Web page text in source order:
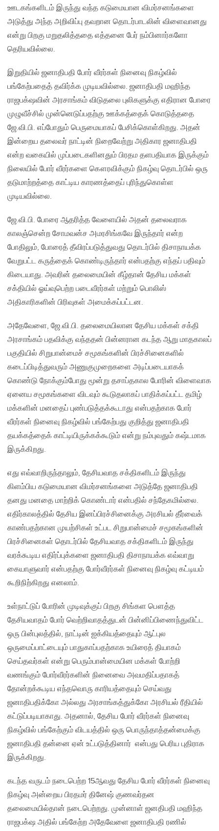
ஊடகங்களிடம் இருந்து வந்த கடுமையான விமர்சனங்களை
அடுத்து அந்த அறிவிப்பு தவறான தொடர்பாடலின் விளைவானது
என்று பிறகு மறுதலித்ததை எத்தனை பேர் நம்பினார்களோ
தெரியவில்லை.
இறுதியில் ஜனாதிபதி போர் வீரர்கள் நினைவு நிகழ்வில்
பங்கேற்பதைத் தவிர்க்க முடியவில்லை. ஜனாதிபதி மஹிந்த
ராஜபக்‌ஷவின் அரசாங்கம் விடுதலை புலிகளுக்கு எதிரான போரை
முழுவீச்சில் முன்னெடுப்பதற்கு ஊக்கத்தைக் கொடுத்ததை
ஜே.வி.பி. எப்போதும் பெருமையாகப் பேசிக்கொள்கிறது. அதன்
இன்றைய தலைவர் நாட்டின் நிறைவேற்று அதிகார ஜனாதிபதி
என்ற வகையில் முப்படைகளினதும் பிரதம தளபதியாக இருக்கும்
நிலையில் போர் வீரர்களை கௌரவிக்கும் நிகழ்வு தொடர்பில் ஒரு
தடுமாற்றத்தை காட்டிய காரணத்தைப் புரிந்துகொள்ள
முடியவில்லை.
ஜே.வி.பி. போரை ஆதரித்த வேளையில் அதன் தலைவராக
காலஞ்சென்ற சோமவன்ச அமரசிங்கவே இருந்தார் என்ற
போதிலும், போரைத் தீவிரப்படுத்துவது தொடர்பில் திசாநாயக்க
வேறுபட்ட கருத்தைக் கொண்டிருந்தார் என்பதற்கு எந்தப் பதிவும்
கிடையாது. அவரின் தலைமையின் கீழ்தான் தேசிய மக்கள்
சக்தியில் ஓய்வுபெற்ற படைவீரர்கள் மற்றும் பொலிஸ்
அதிகாரிகளின் பிரிவுகள் அமைக்கப்பட்டன.
அதேவேளை, ஜே.வி.பி. தலைமையிலான தேசிய மக்கள் சக்தி
அரசாங்கம் பதவிக்கு வந்ததன் பின்னரான கடந்த ஆறு மாதகாலப்
பகுதியில் சிறுபான்மைச் சமூகங்களின் பிரச்சினைகளில்
கடைப்பிடித்துவரும் அணுகுமுறைகளை அடிப்படையாகக்
கொண்டு நோக்கும்போது மூன்று தசாப்தகால போரின் விளைவாக
ஏனைய சமூகங்களை விடவும் கூடுதலாகப் பாதிக்கப்பட்ட தமிழ்
மக்களின் மனதைப் புண்படுத்தக்கூடாது என்பதற்காக போர்
வீரர்கள் நினைவு நிகழ்வில் பங்கேற்பது குறித்து ஜனாதிபதி
தயக்கத்தைக் காட்டியிருக்கக்கூடும் என்று நம்புவதும் கஷ்டமாக
இருக்கிறது.
எது எவ்வாறிருந்தாலும், தேசியவாத சக்திகளிடம் இருந்து
கிளம்பிய கடுமையான விமர்சனங்களை அடுத்தே ஜனாதிபதி
தனது மனதை மாற்றிக் கொண்டார் என்பதில் சந்தேகமில்லை.
எதிர்காலத்தில் தேசிய இனப்பிரச்சினைக்கு அரசியல் தீர்வைக்
காண்பதற்கான முயற்சிகள் உட்பட சிறுபான்மைச் சமூகங்களின்
பிரச்சினைகள் தொடர்பில் தேசியவாத சக்திகளிடம் இருந்து
வரக்கூடிய எதிர்ப்புக்களை ஜனாதிபதி திசாநாயக்க எவ்வாறு
கையாளுவார் என்பதற்கு போர்வீரர்கள் நினைவு நிகழ்வு கட்டியம்
கூறிநிற்கிறது எனலாம்.
உள்நாட்டுப் போரின் முடிவுக்குப் பிறகு சிங்கள பௌத்த
தேசியவாதம் போர் வெற்றிவாதத்துடன் பின்னிப்பிணைந்துவிட்ட
ஒரு பின்புலத்தில், நாட்டின் ஐக்கியத்தையும் ஆட்புல
ஒருமைப்பாட்டையும் பாதுகாப்பதற்காக உயிரைத் தியாகம்
செய்தவர்கள் என்று பெரும்பான்மையின மக்கள் போற்றி
வணங்கும் போர்வீரர்களின் நினைவை அவமதிப்பதாகத்
தோன்றக்கூடிய எந்தவொரு காரியத்தையும் செய்வது
ஜனாதிபதிக்கோ அல்லது அரசாங்கத்துக்கோ அரசியல் ரீதியில்
கட்டுப்படியாகாது. அதனால், தேசிய போர் வீரர்கள் நினைவு
நிகழ்வில் பங்கேற்கும் விடயத்தில் ஒரு பொருந்தாத்தன்மைக்கு
ஜனாதிபதி தன்னை ஏன் உட்படுத்தினார் என்பது பெரிய புதிராக
இருக்கிறது.
கடந்த வருடம் நடைபெற்ற 15ஆவது தேசிய போர் வீரர்கள் நினைவு
நிகழ்வு அன்றைய பிரதமர் தினேஷ் குணவர்தன
தலைமையில்தான் நடைபெற்றது. முன்னாள் ஜனதிபதி மஹிந்த
ராஜபக்‌ஷ அதில் பங்கேற்ற அதேவேளை ஜனாதிபதி ரணில்